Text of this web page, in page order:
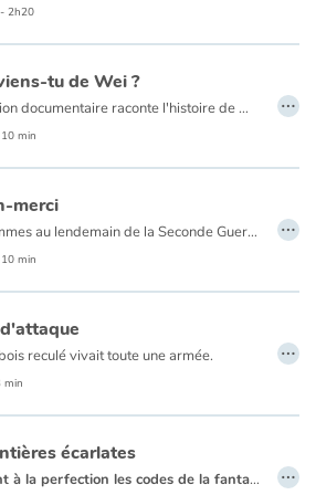
Ce roman offre aux jeunes et moins jeunes une vision très juste et évocatrice de la Grande Guerre tout en utilisant le filtre de la vision d'Ukiak.
- 2h20
tu de Wei ?
Cette fiction documentaire raconte l'histoire de Wei, un travailleur chinois venu en France, comme 140000 autres, prendre part à l’effort de guerre entre 1916 et 1918. Tandis que plus de 20000 mourront, quelques milliers s’installeront à Paris ou en province pour une vie qu’ils n’avaient pas imaginée. Ils formèrent la première immigration chinoise en France.
min
…
merci
Nous sommes au lendemain de la Seconde Guerre mondiale. L’Europe manque de tout. En 1947, le peuple américain se mobilise et envoie denrées, médicaments, et vêtements, transportés dans un train nommé le train de l’amitié. Quelques mois plus tard, un cheminot français forme un comité national pour les remercier.
min
…
reculé vivait toute une armée.
Si bien que plus personne ne se souciait vraiment de le protéger.
min
…
écarlates
Maîtrisant à la perfection les codes de la fantasy, Solène Ayangma s'en amuse et nous offre le premier tome d’une romance lesbienne pleine de nuances ainsi qu'une véritable réflexion sur les pouvoirs de la propagande et la manipulation des masses.
…